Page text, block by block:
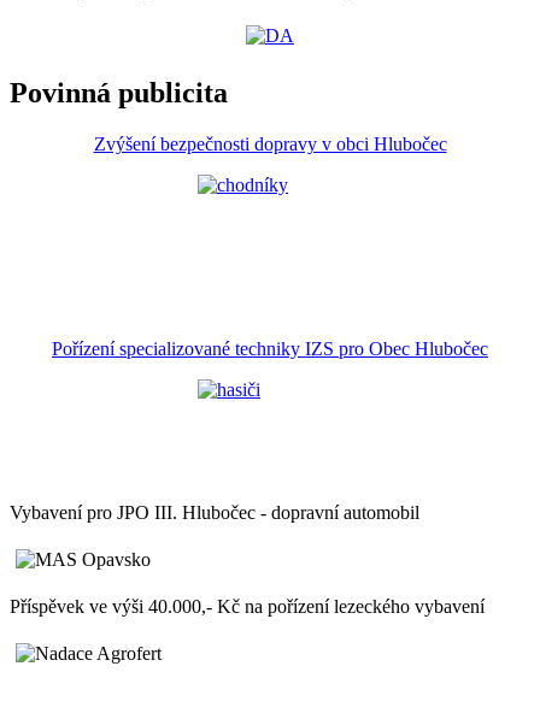
Povinná publicita
Zvýšení bezpečnosti dopravy v obci Hlubočec
Pořízení specializované techniky IZS pro Obec Hlubočec
Vybavení pro JPO III. Hlubočec - dopravní automobil
Příspěvek ve výši 40.000,- Kč na pořízení lezeckého vybavení